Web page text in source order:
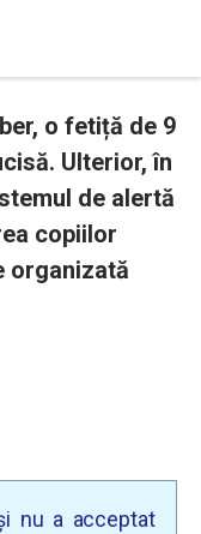
o fetiță de 9
Ulterior, în
de alertă
copiilor
organizată
nu a acceptat